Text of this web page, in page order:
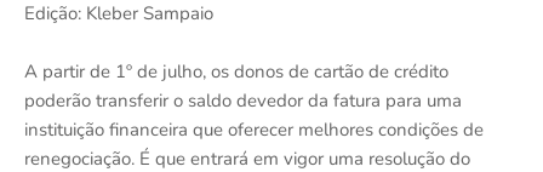
Edição: Kleber Sampaio
A partir de 1º de julho, os donos de cartão de crédito
poderão transferir o saldo devedor da fatura para uma
instituição financeira que oferecer melhores condições de
renegociação. É que entrará em vigor uma resolução do